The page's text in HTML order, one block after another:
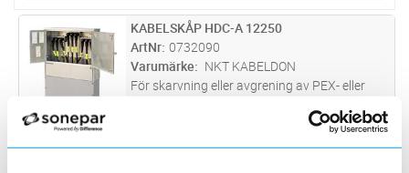
ST Lägg i kundvagn
KABELSKÅP HDC-A 12250
ArtNr 0732090
Varumärke
NKT KABELDON
För skarvning eller avgrening av PEX- eller
uppfyller mekaniska slagprov enligt IEC
60439-5. Anslutningar ingår som uppfyller
ArtNr 0732091